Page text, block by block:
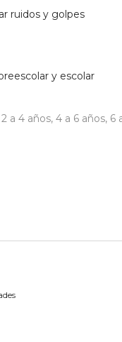
ruidos y golpes
y escolar
2 a 4 años, 4 a 6 años, 6